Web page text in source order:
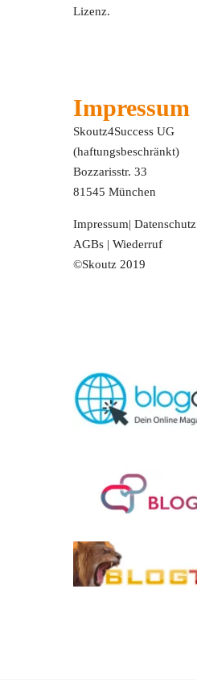
Lizenz.
Impressum
Skoutz4Success UG
(haftungsbeschränkt)
Bozzarisstr. 33
81545 München
Impressum|Datenschutz
AGBs |Wiederruf
©Skoutz 2019